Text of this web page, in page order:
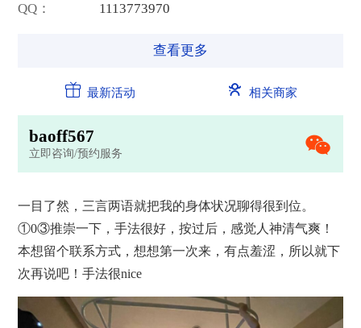
QQ：
1113773970
查看更多
最新活动 相关商家
baoff567
立即咨询/预约服务
一目了然，三言两语就把我的身体状况聊得很到位。
①0③推崇一下，手法很好，按过后，感觉人神清气爽！
本想留个联系方式，想想第一次来，有点羞涩，所以就下
次再说吧！手法很nice